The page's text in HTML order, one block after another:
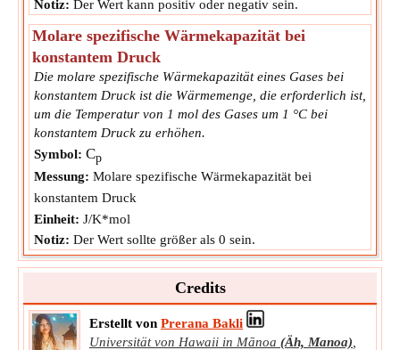
Notiz: Der Wert kann positiv oder negativ sein.
Molare spezifische Wärmekapazität bei
konstantem Druck
Die molare spezifische Wärmekapazität eines Gases bei
konstantem Druck ist die Wärmemenge, die erforderlich ist,
um die Temperatur von 1 mol des Gases um 1 °C bei
konstantem Druck zu erhöhen.
Symbol: Cp
Messung: Molare spezifische Wärmekapazität bei
konstantem Druck
Einheit: J/K*mol
Notiz: Der Wert sollte größer als 0 sein.
Credits
Erstellt von Prerana Bakli
Universität von Hawaii in Mānoa (Äh, Manoa)